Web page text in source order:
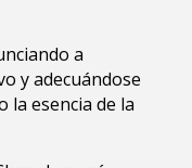
a
y adecuándose
la esencia de la